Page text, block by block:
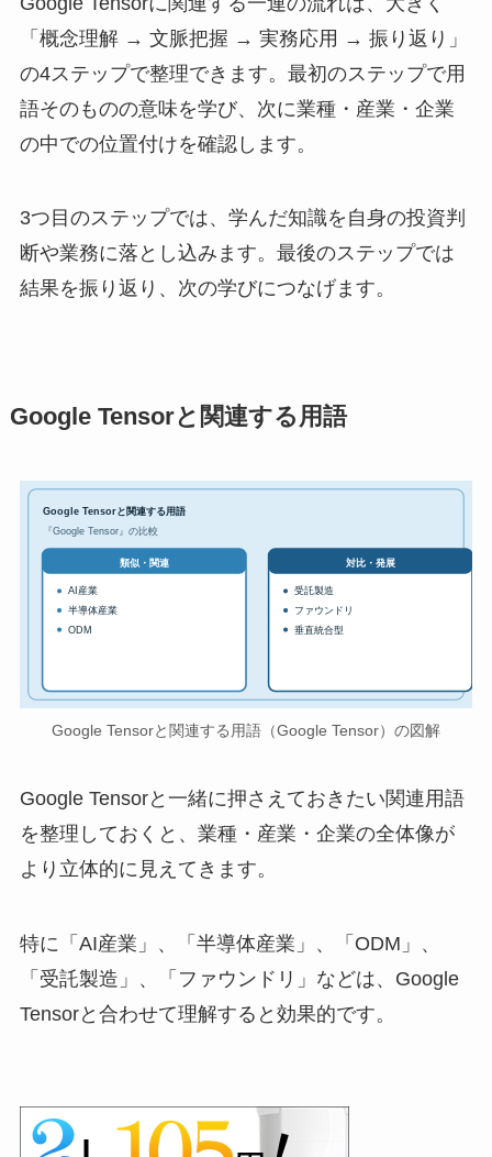
「概念理解 → 文脈把握 → 実務応用 → 振り返り」
の4ステップで整理できます。最初のステップで用
語そのものの意味を学び、次に業種・産業・企業
の中での位置付けを確認します。
3つ目のステップでは、学んだ知識を自身の投資判
断や業務に落とし込みます。最後のステップでは
結果を振り返り、次の学びにつなげます。
Google Tensorと関連する用語
Google Tensorと関連する用語
『Google Tensor』の比較
類似・関連
AI産業
半導体産業
ODM
対比・発展
受託製造
ファウンドリ
垂直統合型
Google Tensorと関連する用語（Google Tensor）の図解
Google Tensorと一緒に押さえておきたい関連用語
を整理しておくと、業種・産業・企業の全体像が
より立体的に見えてきます。
特に「AI産業」、「半導体産業」、「ODM」、
「受託製造」、「ファウンドリ」などは、Google
Tensorと合わせて理解すると効果的です。